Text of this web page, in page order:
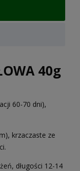
40g
60-70 dni),
krzaczaste ze
długości 12-14